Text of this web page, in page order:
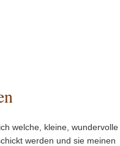
welche, kleine, wundervolle
werden und sie meinen